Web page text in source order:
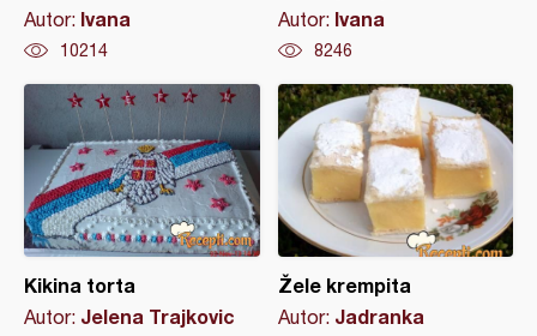
Autor: Ivana
10214
Autor: Ivana
8246
Kikina torta
Autor: Jelena Trajkovic
Žele krempita
Autor: Jadranka